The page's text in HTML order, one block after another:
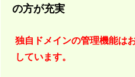
の方が充実
独自ドメインの管理機能は
しています。